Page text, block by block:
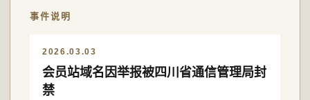
事件说明
2026.03.03
会员站域名因举报被四川省通信管理局封
禁